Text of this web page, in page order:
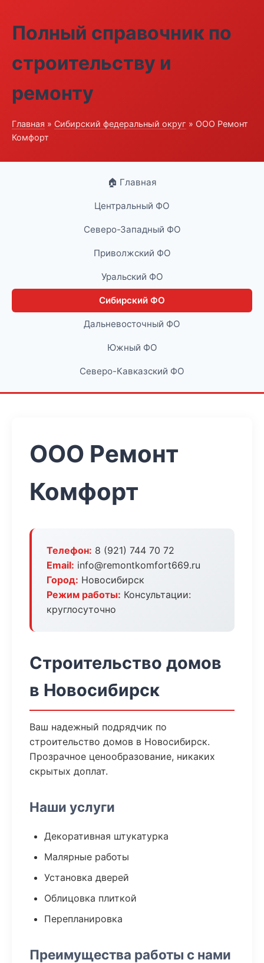
Полный справочник по
строительству и
ремонту
Главная » Сибирский федеральный округ » ООО Ремонт
Комфорт
🏠 Главная
Центральный ФО
Северо-Западный ФО
Приволжский ФО
Уральский ФО
Сибирский ФО
Дальневосточный ФО
Южный ФО
Северо-Кавказский ФО
ООО Ремонт
Комфорт
Телефон: 8 (921) 744 70 72
Email: info@remontkomfort669.ru
Город: Новосибирск
Режим работы: Консультации:
круглосуточно
Строительство домов
в Новосибирск
Ваш надежный подрядчик по
строительство домов в Новосибирск.
Прозрачное ценообразование, никаких
скрытых доплат.
Наши услуги
Декоративная штукатурка
Малярные работы
Установка дверей
Облицовка плиткой
Перепланировка
Преимущества работы с нами